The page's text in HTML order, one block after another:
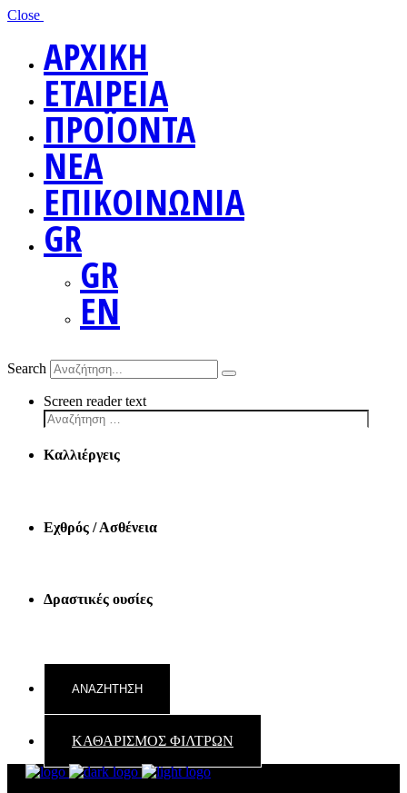
Close
ΑΡΧΙΚΗ
ΕΤΑΙΡΕΙΑ
ΠΡΟΪΟΝΤΑ
ΝΕΑ
ΕΠΙΚΟΙΝΩΝΙΑ
GR
GR
EN
Search
Screen reader text
Καλλιέργεις
Εχθρός / Ασθένεια
Δραστικές ουσίες
ΚΑΘΑΡΙΣΜΟΣ ΦΙΛΤΡΩΝ